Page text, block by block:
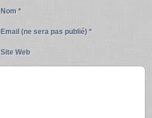
Nom *
Email (ne sera pas publié) *
Site Web